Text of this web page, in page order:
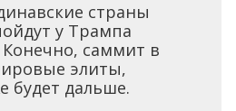
страны
у Трампа
саммит в
элиты,
будет дальше.